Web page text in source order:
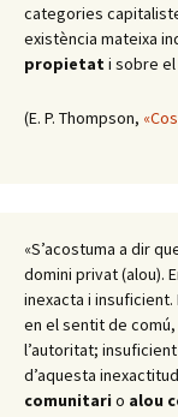
categories
existència mateixa
propietat i sobre el
(E. P. Thompson,
«S’acostuma a dir
domini privat (alou).
inexacta i
en el sentit de
l’autoritat;
d’aquesta
comunitari o alou